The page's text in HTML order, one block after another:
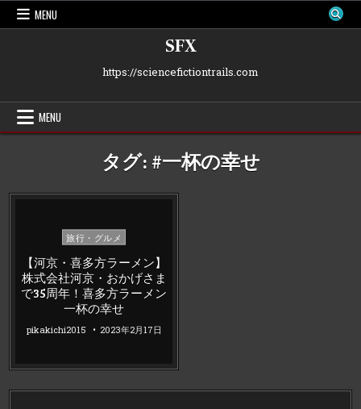
Skip
MENU
SFX
https://sciencefictiontrails.com
MENU
タグ: #一杯の幸せ
Posted
旅行・グルメ
【河京・喜多方ラーメン】
株式会社河京・おかげさま
で35周年！喜多方ラーメン
一杯の幸せ
pikakichi2015 2023年2月17日